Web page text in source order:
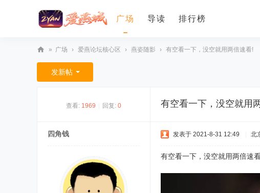
广场 导读 排行榜
爱
燕
» 广场 › 爱燕论坛核心区 › 燕姿随影 › 有空看一下，没空就用两倍速看!
发新帖
查看: 1969 回复: 0 有空看一下，没空就用
四角钱 发表于 2021-8-31 12:49 北
有空看一下，没空就用两倍速